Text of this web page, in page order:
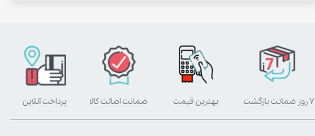
بهترین قیمت پرداخت آنلاین ۷ روز ضمانت بازگشت ضمانت اصالت کالا